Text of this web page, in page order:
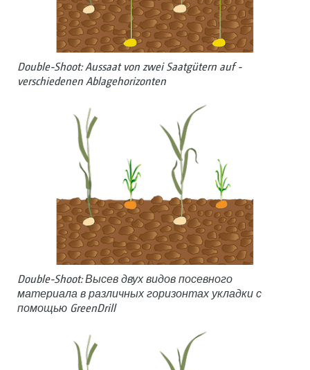
Double-Shoot: Aussaat von zwei Saat­gütern auf ­
verschiedenen Ablagehorizonten
Double-Shoot: Высев двух видов посевного
материала в различных горизонтах укладки с
помощью GreenDrill